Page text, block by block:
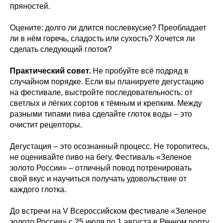
пряностей.
Оцените: долго ли длится послевкусие? Преобладает
ли в нём горечь, сладость или сухость? Хочется ли
сделать следующий глоток?
Практический совет. Не пробуйте всё подряд в
случайном порядке. Если вы планируете дегустацию
на фестивале, выстройте последовательность: от
светлых и лёгких сортов к тёмным и крепким. Между
разными типами пива сделайте глоток воды – это
очистит рецепторы.
Дегустация – это осознанный процесс. Не торопитесь,
не оценивайте пиво на бегу. Фестиваль «Зеленое
золото России» – отличный повод потренировать
свой вкус и научиться получать удовольствие от
каждого глотка.
До встречи на V Всероссийском фестивале «Зеленое